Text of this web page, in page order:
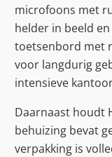
microfoons met
helder in beeld
toetsenbord met
voor langdurig
intensieve
Daarnaast houdt
behuizing bevat
verpakking is